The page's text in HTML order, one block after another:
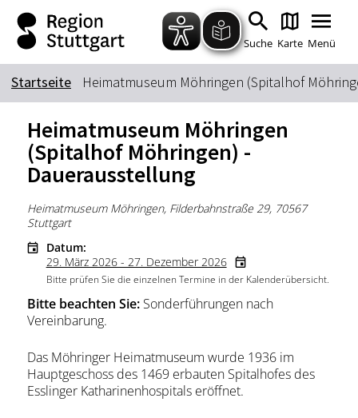
Zum Hauptinhalt springen
Zur Suche springen
Zur Hauptnavigation
Zum Footer springen
Suche Karte Menü
Suchbegriff
Das könnte Sie interessieren
Stadtführungen
Tickets
Citytour
Erlebnisse
Essen & Trinken
Wein
Automobil
Kultur
Feste & Highlights
Startseite Heimatmuseum Möhringen (Spitalhof
Heimatmuseum Möhringen
(Spitalhof Möhringen) -
Dauerausstellung
Heimatmuseum Möhringen, Filderbahnstraße 29, 70567
Stuttgart
Datum:
29. März 2026 - 27. Dezember 2026
Bitte prüfen Sie die einzelnen Termine in der Kalenderübersicht.
Bitte beachten Sie:Sonderführungen nach
Vereinbarung.
Das Möhringer Heimatmuseum wurde 1936 im
Hauptgeschoss des 1469 erbauten Spitalhofes des
Esslinger Katharinenhospitals eröffnet.